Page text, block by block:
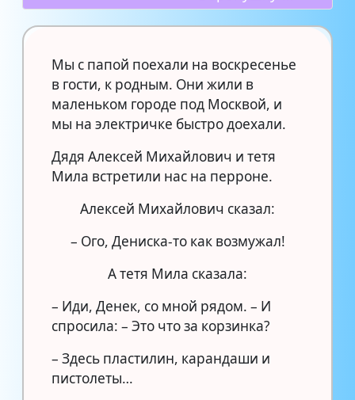
чёрную
головушку и
Канарейку
Мы с папой поехали на воскресенье
в гости, к родным. Они жили в
маленьком городе под Москвой, и
мы на электричке быстро доехали.
Дядя Алексей Михайлович и тетя
Мила встретили нас на перроне.
Алексей Михайлович сказал:
– Ого, Дениска-то как возмужал!
А тетя Мила сказала:
– Иди, Денек, со мной рядом. – И
спросила: – Это что за корзинка?
– Здесь пластилин, карандаши и
пистолеты…